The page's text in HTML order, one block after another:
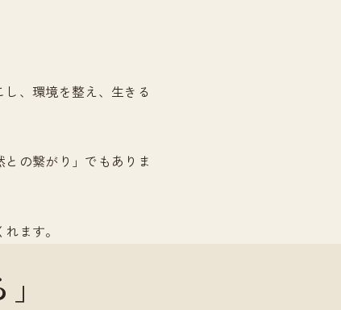
、環境を整え、生きる
の繋がり」でもありま
ます。